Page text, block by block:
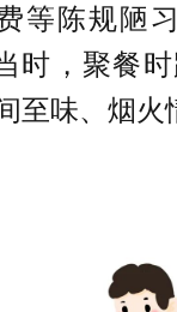
等陈规陋
时，聚餐
至味、烟火